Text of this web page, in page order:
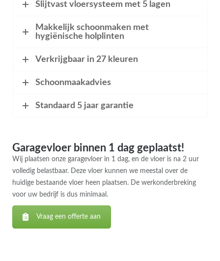
Slijtvast vloersysteem met 5 lagen
Makkelijk schoonmaken met
hygiënische holplinten
Verkrijgbaar in 27 kleuren
Schoonmaakadvies
Standaard 5 jaar garantie
Garagevloer binnen 1 dag geplaatst!
Wij plaatsen onze garagevloer in 1 dag, en de vloer is na 2 uur
volledig belastbaar. Deze vloer kunnen we meestal over de
huidige bestaande vloer heen plaatsen. De werkonderbreking
voor uw bedrijf is dus minimaal.
Vraag een offerte aan